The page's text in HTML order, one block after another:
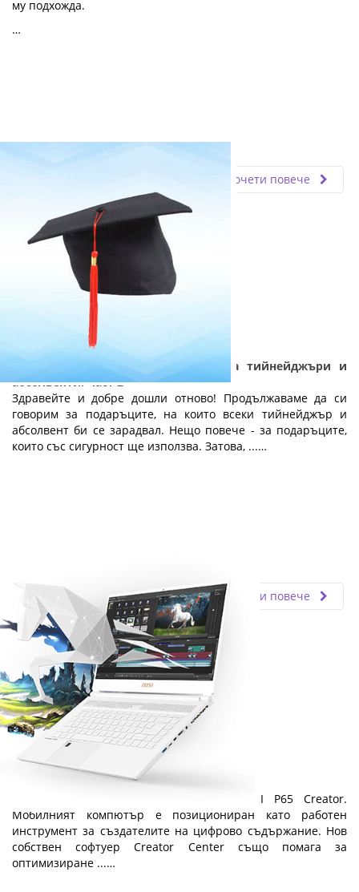
му подхожда.
…
Fly.bg
Прочети повече
Практични и полезни подаръци за тийнейджъри и
абсолвенти: Част 2
Здравейте и добре дошли отново! Продължаваме да си
говорим за подаръците, на които всеки тийнейджър и
абсолвент би се зарадвал. Нещо повече - за подаръците,
които със сигурност ще използва. Затова, ...…
Прочети повече
Представяме ви елегантния лаптоп MSI P65 Creator.
Мобилният компютър е позициониран като работен
инструмент за създателите на цифрово съдържание. Нов
собствен софтуер Creator Center също помага за
оптимизиране ...…